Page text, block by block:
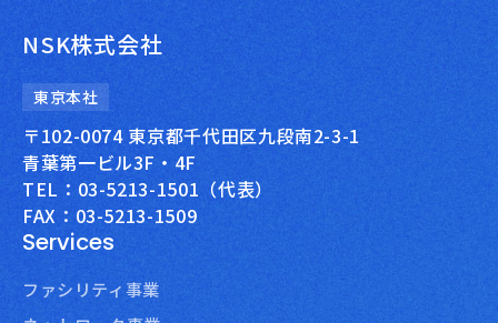
NSK株式会社
東京本社
〒102-0074 東京都千代田区九段南2-3-1
青葉第一ビル3F・4F
TEL：03-5213-1501（代表）
FAX：03-5213-1509
Services
ファシリティ事業